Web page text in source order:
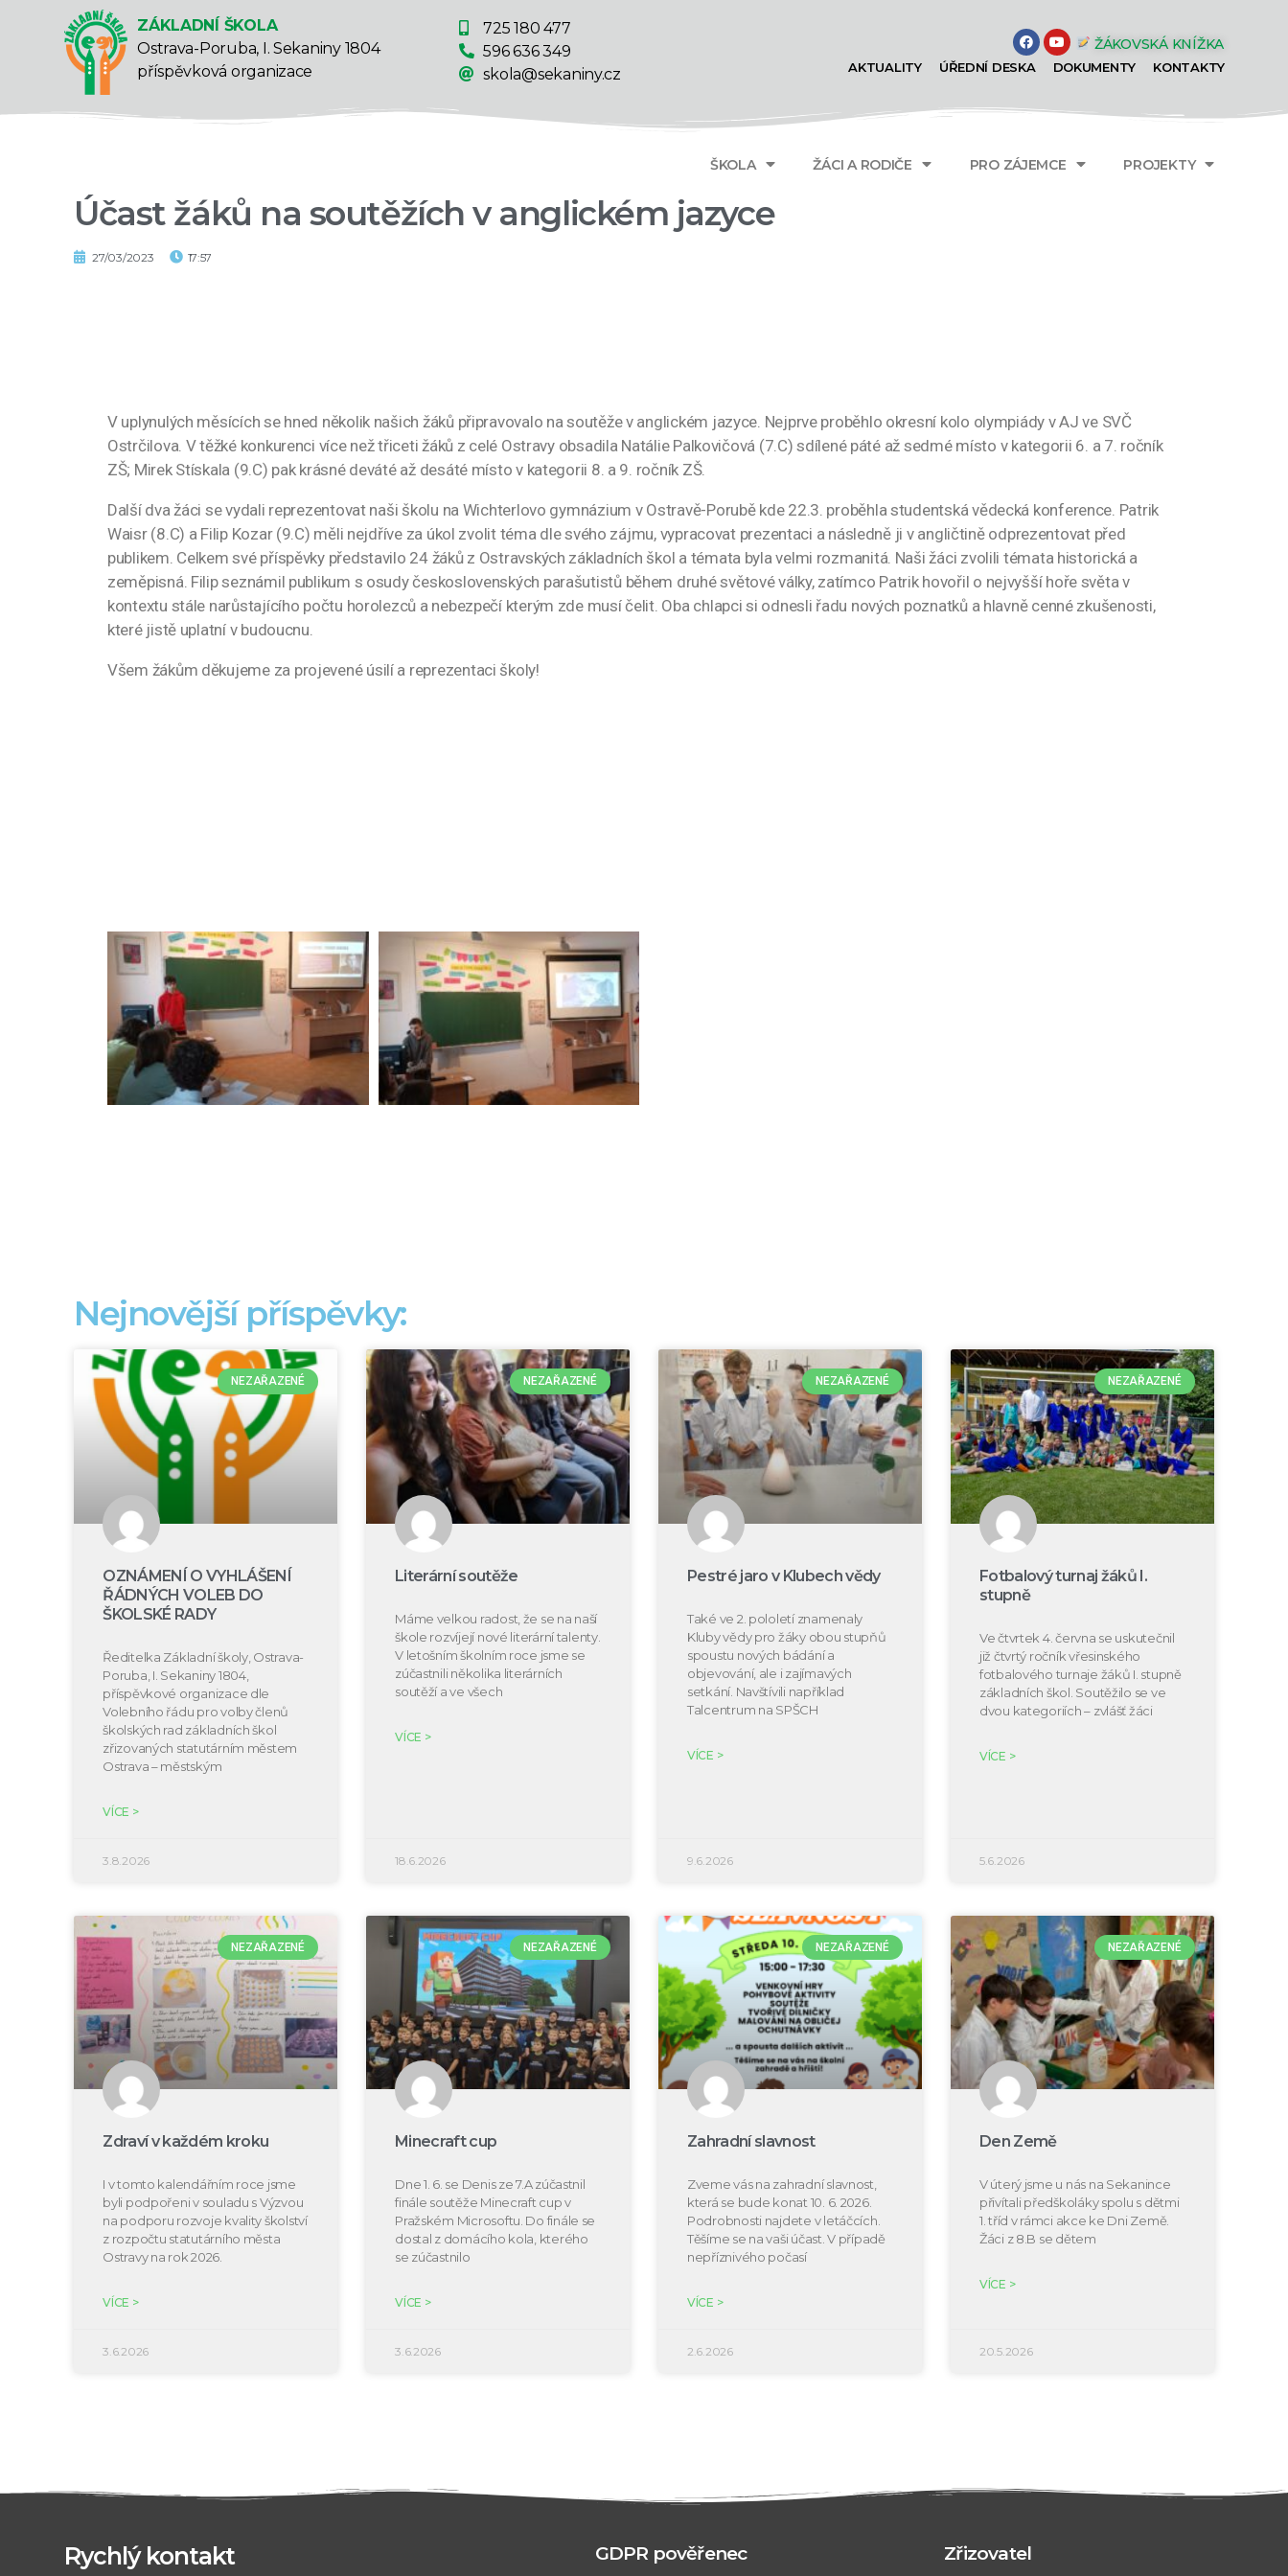
ZÁKLADNÍ ŠKOLA
Ostrava-Poruba, I. Sekaniny 1804
příspěvková organizace
725 180 477
596 636 349
skola@sekaniny.cz
ŽÁKOVSKÁ KNÍŽKA
AKTUALITY ÚŘEDNÍ DESKA DOKUMENTY KONTAKTY
ŠKOLA ŽÁCI A RODIČE PRO ZÁJEMCE PROJEKTY
Účast žáků na soutěžích v anglickém jazyce
27/03/2023 17:57
V uplynulých měsících se hned několik našich žáků připravovalo na soutěže v anglickém jazyce. Nejprve proběhlo okresní kolo olympiády v AJ ve SVČ
Ostrčilova. V těžké konkurenci více než třiceti žáků z celé Ostravy obsadila Natálie Palkovičová (7.C) sdílené páté až sedmé místo v kategorii 6. a 7. ročník
ZŠ; Mirek Stískala (9.C) pak krásné deváté až desáté místo v kategorii 8. a 9. ročník ZŠ.
Další dva žáci se vydali reprezentovat naši školu na Wichterlovo gymnázium v Ostravě-Porubě kde 22.3. proběhla studentská vědecká konference. Patrik
Waisr (8.C) a Filip Kozar (9.C) měli nejdříve za úkol zvolit téma dle svého zájmu, vypracovat prezentaci a následně ji v angličtině odprezentovat před
publikem. Celkem své příspěvky představilo 24 žáků z Ostravských základních škol a témata byla velmi rozmanitá. Naši žáci zvolili témata historická a
zeměpisná. Filip seznámil publikum s osudy československých parašutistů během druhé světové války, zatímco Patrik hovořil o nejvyšší hoře světa v
kontextu stále narůstajícího počtu horolezců a nebezpečí kterým zde musí čelit. Oba chlapci si odnesli řadu nových poznatků a hlavně cenné zkušenosti,
které jistě uplatní v budoucnu.
Všem žákům děkujeme za projevené úsilí a reprezentaci školy!
Nejnovější příspěvky:
NEZAŘAZENÉ
OZNÁMENÍ O VYHLÁŠENÍ
ŘÁDNÝCH VOLEB DO
ŠKOLSKÉ RADY
Ředitelka Základní školy, Ostrava-
Poruba, I. Sekaniny 1804,
příspěvkové organizace dle
Volebního řádu pro volby členů
školských rad základních škol
zřizovaných statutárním městem
Ostrava – městským
VÍCE >
3.8.2026
NEZAŘAZENÉ
Literární soutěže
Máme velkou radost, že se na naší
škole rozvíjejí nové literární talenty.
V letošním školním roce jsme se
zúčastnili několika literárních
soutěží a ve všech
VÍCE >
18.6.2026
NEZAŘAZENÉ
Pestré jaro v Klubech vědy
Také ve 2. pololetí znamenaly
Kluby vědy pro žáky obou stupňů
spoustu nových bádání a
objevování, ale i zajímavých
setkání. Navštívili například
Talcentrum na SPŠCH
VÍCE >
9.6.2026
NEZAŘAZENÉ
Fotbalový turnaj žáků I.
stupně
Ve čtvrtek 4. června se uskutečnil
již čtvrtý ročník vřesinského
fotbalového turnaje žáků I. stupně
základních škol. Soutěžilo se ve
dvou kategoriích – zvlášť žáci
VÍCE >
5.6.2026
NEZAŘAZENÉ
Zdraví v každém kroku
I v tomto kalendářním roce jsme
byli podpořeni v souladu s Výzvou
na podporu rozvoje kvality školství
z rozpočtu statutárního města
Ostravy na rok 2026.
VÍCE >
3.6.2026
NEZAŘAZENÉ
Minecraft cup
Dne 1. 6. se Denis ze 7.A zúčastnil
finále soutěže Minecraft cup v
Pražském Microsoftu. Do finále se
dostal z domácího kola, kterého
se zúčastnilo
VÍCE >
3.6.2026
NEZAŘAZENÉ
Zahradní slavnost
Zveme vás na zahradní slavnost,
která se bude konat 10. 6. 2026.
Podrobnosti najdete v letáčcích.
Těšíme se na vaši účast. V případě
nepříznivého počasí
VÍCE >
2.6.2026
NEZAŘAZENÉ
Den Země
V úterý jsme u nás na Sekanince
přivítali předškoláky spolu s dětmi
1. tříd v rámci akce ke Dni Země.
Žáci z 8.B se dětem
VÍCE >
20.5.2026
Rychlý kontakt GDPR pověřenec Zřizovatel